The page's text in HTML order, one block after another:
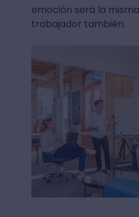
emoción será la
trabajador también.